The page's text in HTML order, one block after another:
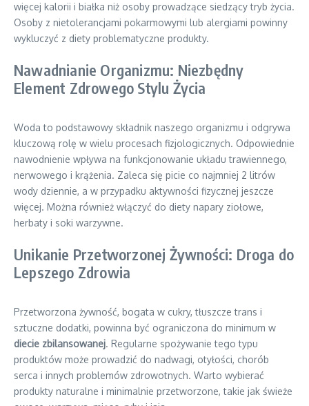
więcej kalorii i białka niż osoby prowadzące siedzący tryb życia.
Osoby z nietolerancjami pokarmowymi lub alergiami powinny
wykluczyć z diety problematyczne produkty.
Nawadnianie Organizmu: Niezbędny
Element Zdrowego Stylu Życia
Woda to podstawowy składnik naszego organizmu i odgrywa
kluczową rolę w wielu procesach fizjologicznych. Odpowiednie
nawodnienie wpływa na funkcjonowanie układu trawiennego,
nerwowego i krążenia. Zaleca się picie co najmniej 2 litrów
wody dziennie, a w przypadku aktywności fizycznej jeszcze
więcej. Można również włączyć do diety napary ziołowe,
herbaty i soki warzywne.
Unikanie Przetworzonej Żywności: Droga do
Lepszego Zdrowia
Przetworzona żywność, bogata w cukry, tłuszcze trans i
sztuczne dodatki, powinna być ograniczona do minimum w
diecie zbilansowanej. Regularne spożywanie tego typu
produktów może prowadzić do nadwagi, otyłości, chorób
serca i innych problemów zdrowotnych. Warto wybierać
produkty naturalne i minimalnie przetworzone, takie jak świeże